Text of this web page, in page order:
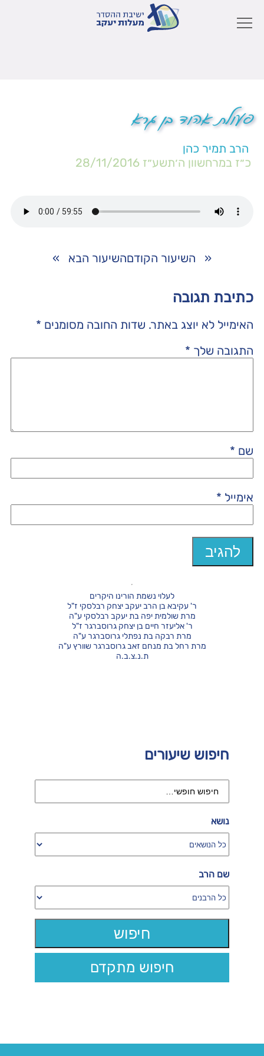
פעולת אהוד בן גרא
הרב תמיר כהן
כ״ז במרחשוון ה׳תשע״ז 28/11/2016
« השיעור הקודםהשיעור הבא »
כתיבת תגובה
האימייל לא יוצג באתר. שדות החובה מסומנים *
התגובה שלך *
שם *
אימייל *
חיפוש שיעורים
נושא
שם הרב
חיפוש מתקדם
לעלוי נשמת הורינו היקרים
ר' עקיבא בן הרב יעקב יצחק רבלסקי ז"ל
מרת שולמית יפה בת יעקב רבלסקי ע"ה
ר' אליעזר חיים בן יצחק גרוסברגר ז"ל
מרת רבקה בת נפתלי גרוסברגר ע"ה
מרת רחל בת מנחם זאב גרוסברגר שוורץ ע"ה
ת.נ.צ.ב.ה